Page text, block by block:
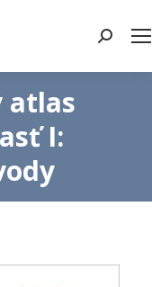
Search:
atlas
I: